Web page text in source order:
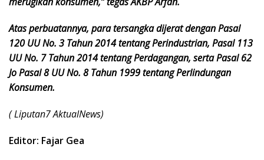
Atas perbuatannya, para tersangka dijerat dengan Pasal
120 UU No. 3 Tahun 2014 tentang Perindustrian, Pasal 113
UU No. 7 Tahun 2014 tentang Perdagangan, serta Pasal 62
Jo Pasal 8 UU No. 8 Tahun 1999 tentang Perlindungan
Konsumen.
( Liputan7 AktualNews)
Editor: Fajar Gea